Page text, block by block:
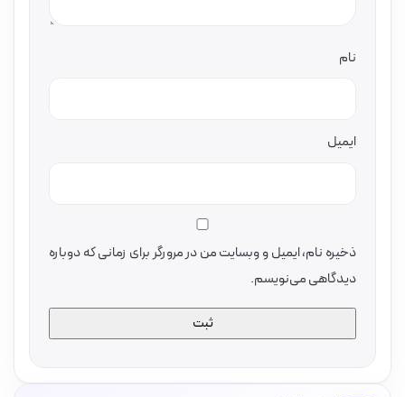
نام
ایمیل
ذخیره نام، ایمیل و وبسایت من در مرورگر برای زمانی که دوباره
دیدگاهی می‌نویسم.